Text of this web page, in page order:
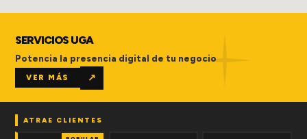
SERVICIOS UGA
Potencia la presencia digital de tu negocio
VER MÁS ↗
ATRAE CLIENTES